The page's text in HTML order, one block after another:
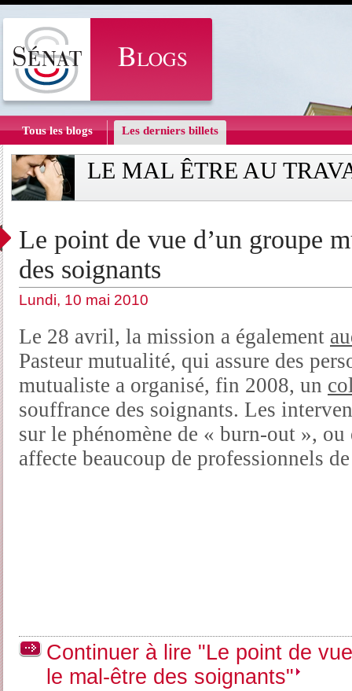
Tous les blogs Les derniers billets
LE MAL ÊTRE AU
Le point de vue d’un groupe
des soignants
Lundi, 10 mai 2010
Le 28 avril, la mission a également
Pasteur mutualité, qui assure des
mutualiste a organisé, fin 2008, un
souffrance des soignants. Les
sur le phénomène de « burn-out »,
affecte beaucoup de professionnels
Continuer à lire "Le point de
le mal-être des soignants"